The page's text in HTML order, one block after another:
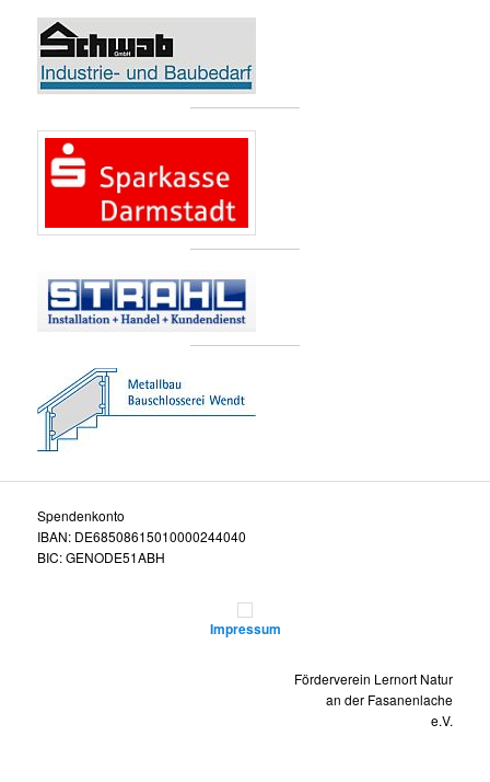
Spendenkonto
IBAN: DE68508615010000244040
BIC: GENODE51ABH
Impressum
Förderverein Lernort Natur
an der Fasanenlache
e.V.